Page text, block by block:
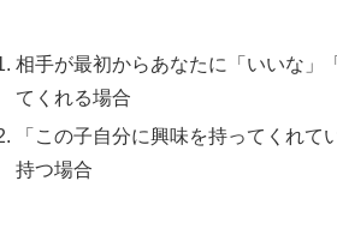
相手が最初からあなたに「いいな」
てくれる場合
「この子自分に興味を持ってくれて
持つ場合